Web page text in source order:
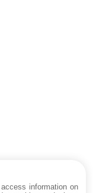
information on